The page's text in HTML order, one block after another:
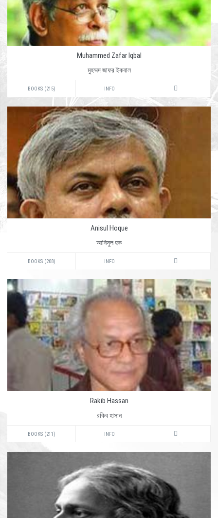
Muhammed Zafar Iqbal
মুহম্মদ জাফর ইকবাল
BOOKS (215) INFO
Anisul Hoque
আনিসুল হক
BOOKS (208) INFO
Rakib Hassan
রকিব হাসান
BOOKS (211) INFO